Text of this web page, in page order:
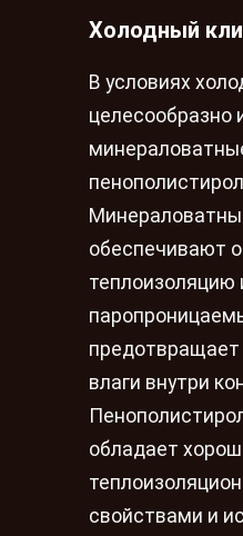
Холодный
В условиях
целесообразно
обеспечивают
теплоизоляцию
предотвращает
влаги внутри
обладает
свойствами и